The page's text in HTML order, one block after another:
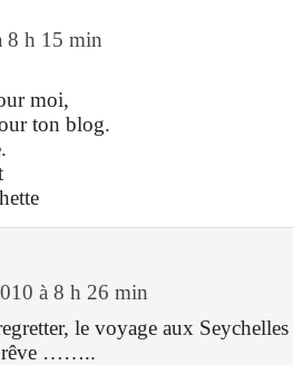
8 h 15 min
moi,
ton blog.
à 8 h 26 min
le voyage aux
rêve ……..